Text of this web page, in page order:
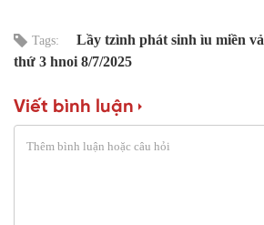
Tags:
Lầy tzình phát sinh ìu miền vả
thứ 3 hnoi 8/7/2025
Viết bình luận